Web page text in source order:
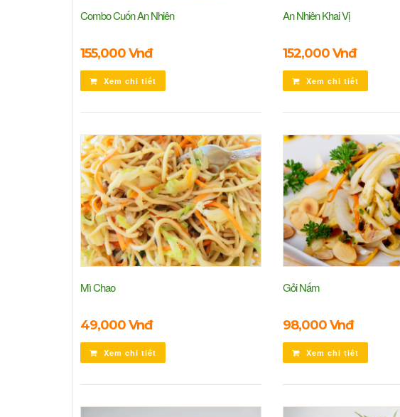
Combo Cuốn An Nhiên
155,000 Vnđ
Xem chi tiết
An Nhiên Khai Vị
152,000 Vnđ
Xem chi tiết
Mì Chao
49,000 Vnđ
Xem chi tiết
Gỏi Nấm
98,000 Vnđ
Xem chi tiết